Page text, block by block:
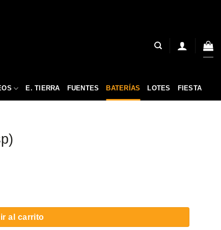
E. TIERRA FUENTES BATERÍAS LOTES FIESTA
al carrito